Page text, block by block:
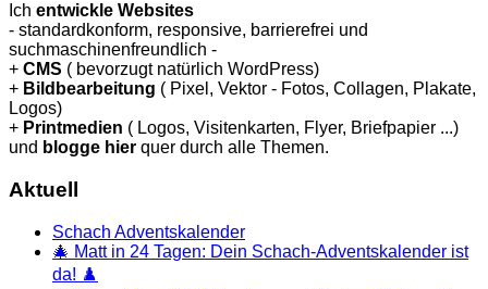
Ich entwickle Websites
- standardkonform, responsive, barrierefrei und
suchmaschinenfreundlich -
+ CMS ( bevorzugt natürlich WordPress)
+ Bildbearbeitung ( Pixel, Vektor - Fotos, Collagen, Plakate,
Logos)
+ Printmedien ( Logos, Visitenkarten, Flyer, Briefpapier ...)
und blogge hier quer durch alle Themen.
Aktuell
Schach Adventskalender
🎄 Matt in 24 Tagen: Dein Schach-Adventskalender ist
da! ♟️